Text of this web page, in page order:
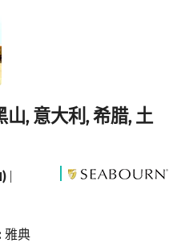
, 意大利, 希腊, 土
|
雅典